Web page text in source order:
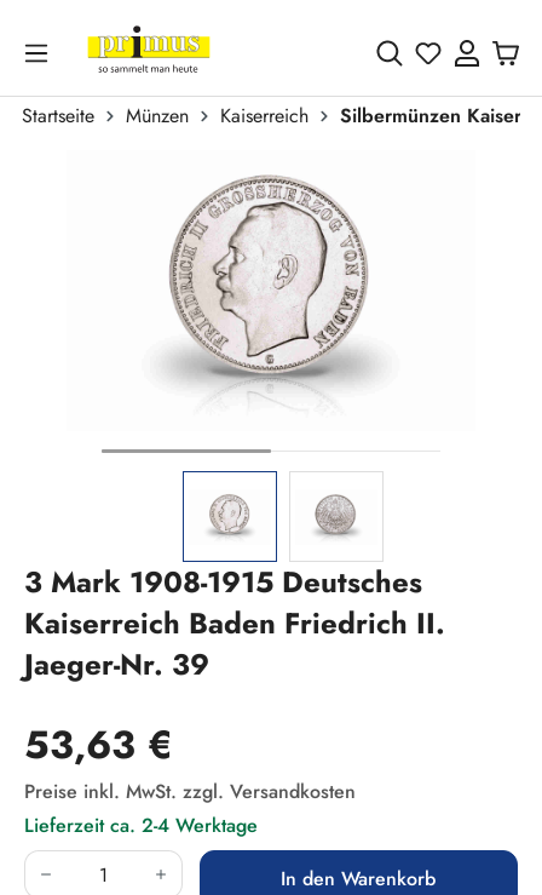
Zum Hauptinhalt springen
Du hast 0
Startseite Münzen Kaiserreich
Silbermünzen
3 Mark 1908-1915 Deutsches
Kaiserreich Baden Friedrich II.
Jaeger-Nr. 39
Regulärer Preis:
53,63 €
Preise inkl. MwSt. zzgl. Versandkosten
Lieferzeit ca. 2-4 Werktage
Produkt Anzahl: Gib den gewünschten Wert
In den Warenkorb